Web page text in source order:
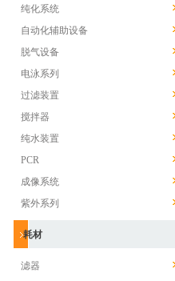
统
纯化系统
自动化辅助设备
脱气设备
电泳系列
过滤装置
搅拌器
纯水装置
PCR
成像系统
紫外系列
耗材
滤器